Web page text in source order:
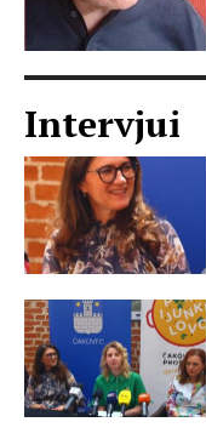
Intervjui